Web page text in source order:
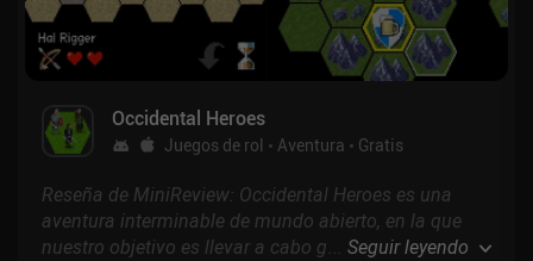
Occidental Heroes
Juegos de rol Aventura Gratis
Reseña de MiniReview: Occidental Heroes es una
aventura interminable de mundo abierto, en la que
nuestro objetivo es llevar a cabo grandes hazañas
... Seguir leyendo